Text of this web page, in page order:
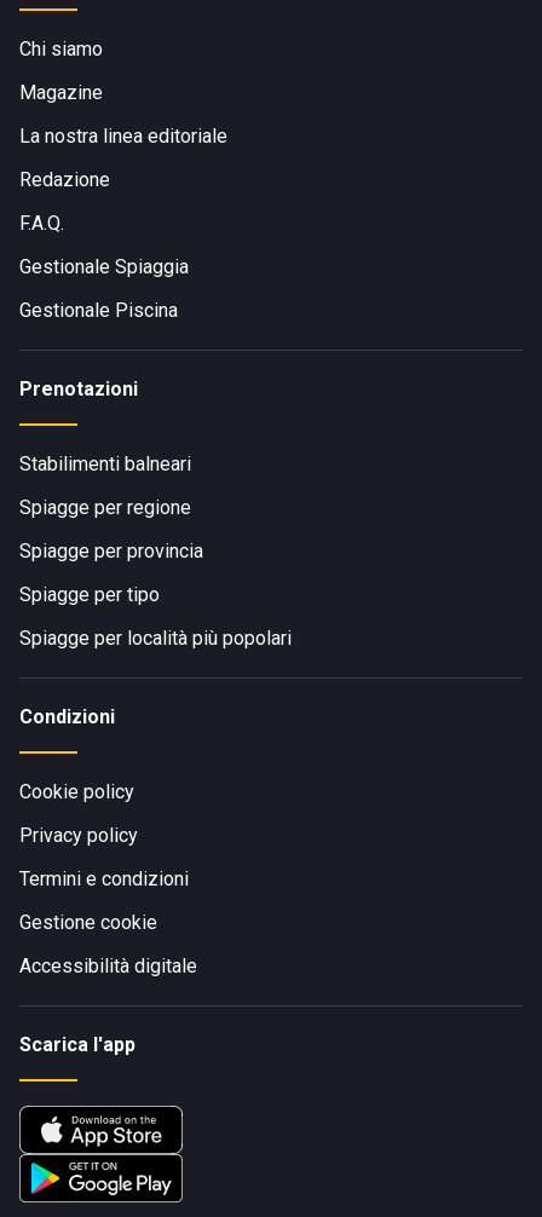
Chi siamo
Magazine
La nostra linea editoriale
Redazione
F.A.Q.
Gestionale Spiaggia
Gestionale Piscina
Prenotazioni
Stabilimenti balneari
Spiagge per regione
Spiagge per provincia
Spiagge per tipo
Spiagge per località più popolari
Condizioni
Cookie policy
Privacy policy
Termini e condizioni
Gestione cookie
Accessibilità digitale
Scarica l'app